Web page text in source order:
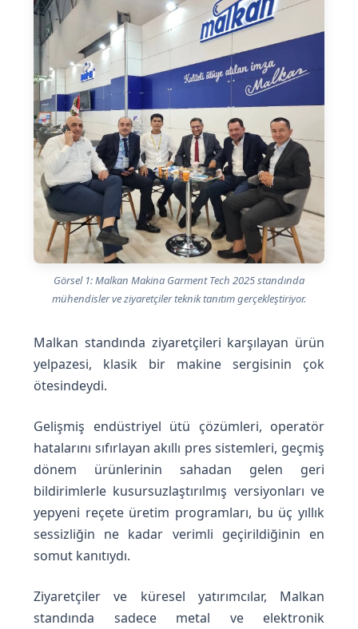
Görsel 1: Malkan Makina Garment Tech 2025 standında
mühendisler ve ziyaretçiler teknik tanıtım gerçekleştiriyor.
Malkan standında ziyaretçileri karşılayan ürün
yelpazesi, klasik bir makine sergisinin çok
ötesindeydi.
Gelişmiş endüstriyel ütü çözümleri, operatör
hatalarını sıfırlayan akıllı pres sistemleri, geçmiş
dönem ürünlerinin sahadan gelen geri
bildirimlerle kusursuzlaştırılmış versiyonları ve
yepyeni reçete üretim programları, bu üç yıllık
sessizliğin ne kadar verimli geçirildiğinin en
somut kanıtıydı.
Ziyaretçiler ve küresel yatırımcılar, Malkan
standında sadece metal ve elektronik